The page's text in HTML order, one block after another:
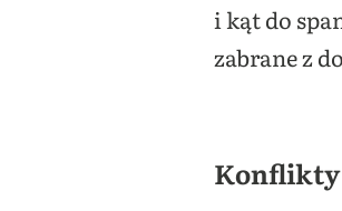
i kąt do
zabrane z
Konflikty